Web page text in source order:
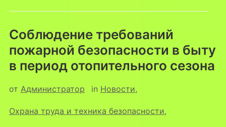
Соблюдение требований
пожарной безопасности в быту
в период отопительного сезона
от Администратор in Новости,
Охрана труда и техника безопасности,